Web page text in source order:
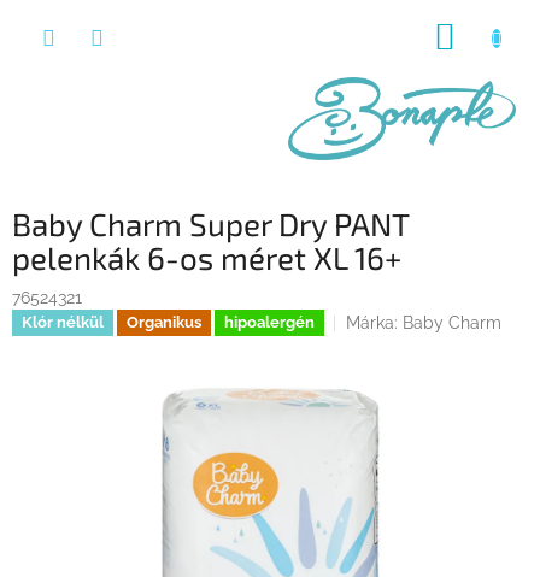
KOSÁR
Baby Charm Super Dry PANT
pelenkák 6-os méret XL 16+
76524321
Klór nélkül Organikus hipoalergén Márka: Baby Charm